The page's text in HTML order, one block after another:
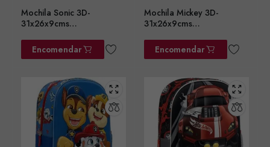
Mochila Sonic 3D-
31x26x9cms
Encomendar
Mochila Mickey 3D-
31x26x9cms
Encomendar